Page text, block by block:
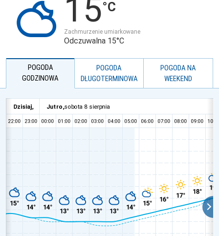
15
Zachmurzenie umiarkowane
Odczuwalna 15°C
POGODA
GODZINOWA
POGODA
DŁUGOTERMINOWA
POGODA NA
WEEKEND